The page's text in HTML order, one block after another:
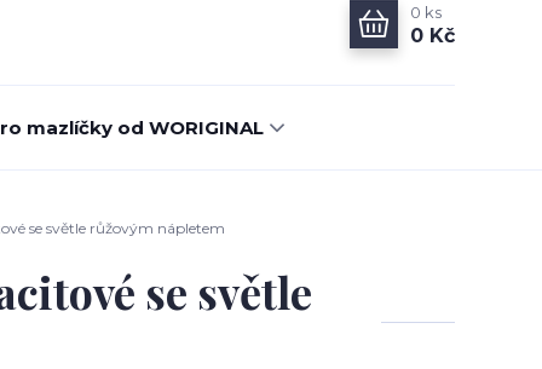
0 ks
0 Kč
mazlíčky od WORIGINAL
se světle růžovým nápletem
se světle